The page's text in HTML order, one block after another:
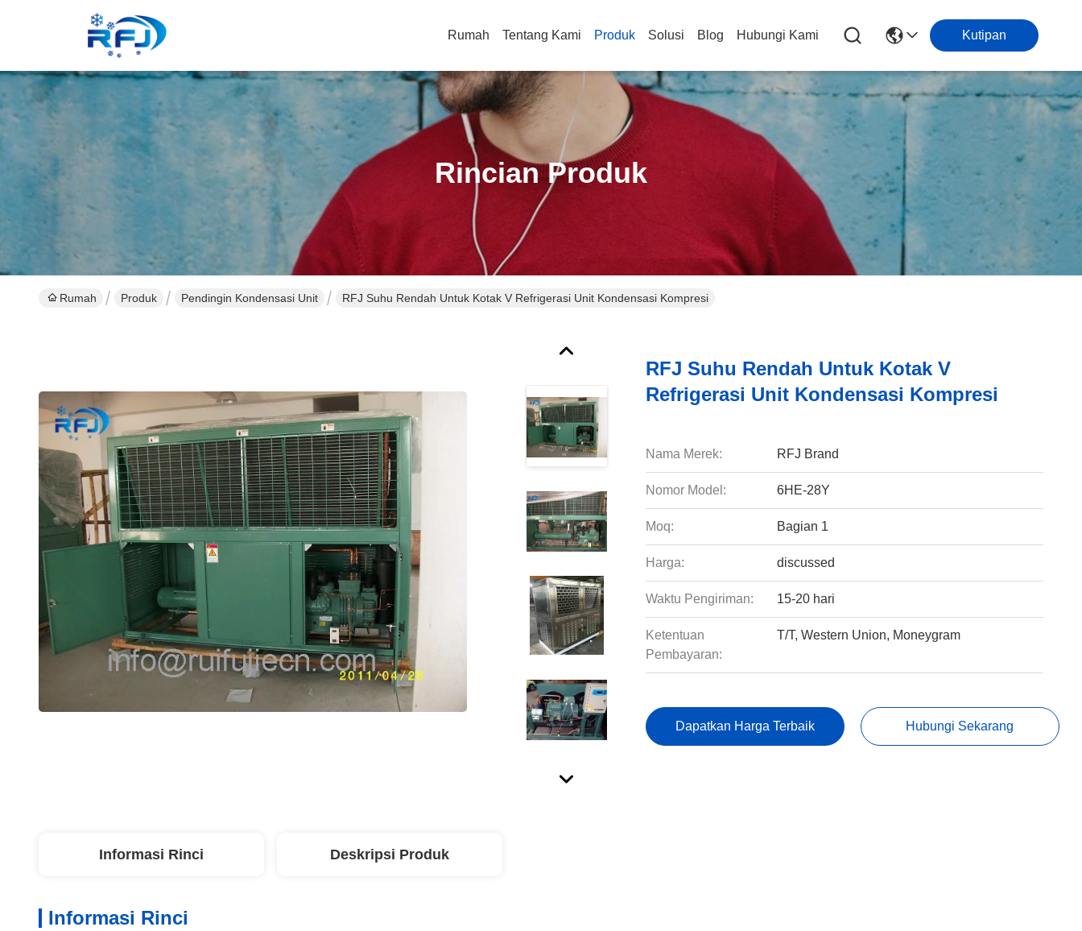
Rumah Tentang Kami Produk Solusi Blog Hubungi Kami Kutipan
Rincian Produk
Rumah Produk Pendingin Kondensasi Unit RFJ Suhu Rendah Untuk Kotak V Refrigerasi Unit Kondensasi Kompresi
RFJ Suhu Rendah Untuk Kotak V
Refrigerasi Unit Kondensasi Kompresi
Nama Merek: RFJ Brand
Nomor Model: 6HE-28Y
Moq: Bagian 1
Harga: discussed
Waktu Pengiriman: 15-20 hari
Ketentuan
Pembayaran:
T/T, Western Union, Moneygram
Dapatkan Harga Terbaik Hubungi Sekarang
Informasi Rinci Deskripsi Produk
Informasi Rinci